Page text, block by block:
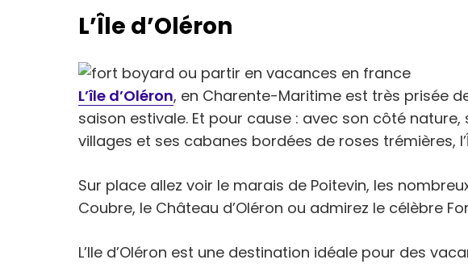
L’Île d’Oléron
L’île d’Oléron, en Charente-Maritime est très prisée
saison estivale. Et pour cause : avec son côté
villages et ses cabanes bordées de roses trémières,
Sur place allez voir le marais de Poitevin, les
Coubre, le Château d’Oléron ou admirez le célèbre
L’Ile d’Oléron est une destination idéale pour des